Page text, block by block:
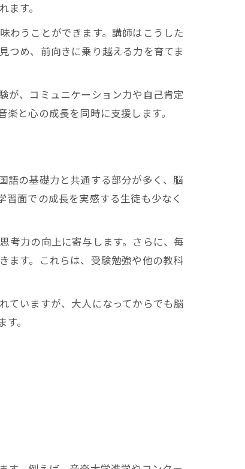
す。
わうことができます。講師はこうした
つめ、前向きに乗り越える力を育てま
が、コミュニケーション力や自己肯定
と心の成長を同時に支援します。
語の基礎力と共通する部分が多く、脳
面での成長を実感する生徒も少なく
考力の向上に寄与します。さらに、毎
ます。これらは、受験勉強や他の教科
ていますが、大人になってからでも脳
。